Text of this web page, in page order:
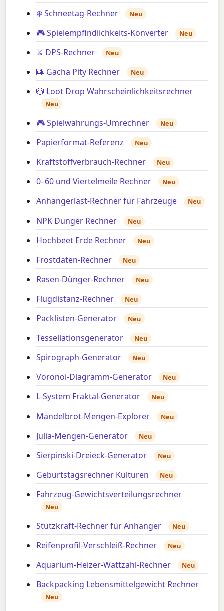
❄️ Schneetag-Rechner Neu
🎮 Spielempfindlichkeits-Konverter Neu
⚔️ DPS-Rechner Neu
🎰 Gacha Pity Rechner Neu
🎲 Loot Drop Wahrscheinlichkeitsrechner
Neu
🎮 Spielwährungs-Umrechner Neu
Papierformat-Referenz Neu
Kraftstoffverbrauch-Rechner Neu
0–60 und Viertelmeile Rechner Neu
Anhängerlast-Rechner für Fahrzeuge Neu
NPK Dünger Rechner Neu
Hochbeet Erde Rechner Neu
Frostdaten-Rechner Neu
Rasen-Dünger-Rechner Neu
Flugdistanz-Rechner Neu
Packlisten-Generator Neu
Tessellationsgenerator Neu
Spirograph-Generator Neu
Voronoi-Diagramm-Generator Neu
L-System Fraktal-Generator Neu
Mandelbrot-Mengen-Explorer Neu
Julia-Mengen-Generator Neu
Sierpinski-Dreieck-Generator Neu
Geburtstagsrechner Kulturen Neu
Fahrzeug-Gewichtsverteilungsrechner
Neu
Stützkraft-Rechner für Anhänger Neu
Reifenprofil-Verschleiß-Rechner Neu
Aquarium-Heizer-Wattzahl-Rechner Neu
Backpacking Lebensmittelgewicht Rechner
Neu